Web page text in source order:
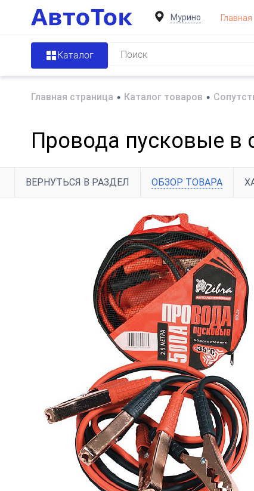
Мурино Главная
Каталог
Главная страница • Каталог товаров •
Провода пусковые в
ВЕРНУТЬСЯ В РАЗДЕЛ ОБЗОР ТОВАРА